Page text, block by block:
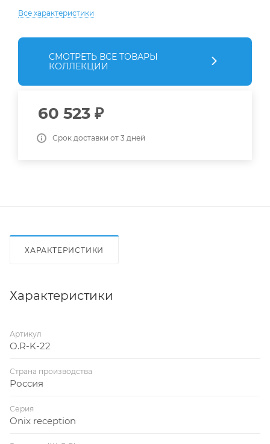
Все характеристики
СМОТРЕТЬ ВСЕ ТОВАРЫ
КОЛЛЕКЦИИ
60 523 ₽
Срок доставки от 3 дней
ХАРАКТЕРИСТИКИ
Характеристики
Артикул
O.R-K-22
Страна производства
Россия
Серия
Onix reception